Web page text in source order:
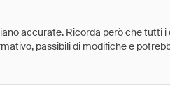
accurate. Ricorda però che tutti
passibili di modifiche e